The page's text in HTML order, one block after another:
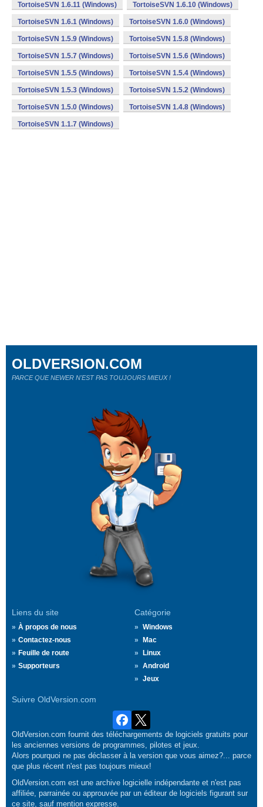
TortoiseSVN 1.6.11 (Windows) TortoiseSVN 1.6.10 (Windows)
TortoiseSVN 1.6.1 (Windows) TortoiseSVN 1.6.0 (Windows)
TortoiseSVN 1.5.9 (Windows) TortoiseSVN 1.5.8 (Windows)
TortoiseSVN 1.5.7 (Windows) TortoiseSVN 1.5.6 (Windows)
TortoiseSVN 1.5.5 (Windows) TortoiseSVN 1.5.4 (Windows)
TortoiseSVN 1.5.3 (Windows) TortoiseSVN 1.5.2 (Windows)
TortoiseSVN 1.5.0 (Windows) TortoiseSVN 1.4.8 (Windows)
TortoiseSVN 1.1.7 (Windows)
Liens du site
À propos de nous
Contactez-nous
Feuille de route
Supporteurs
Catégorie
Windows
Mac
Linux
Android
Jeux
Suivre OldVersion.com
OLDVERSION.COM
PARCE QUE NEWER N'EST PAS TOUJOURS MIEUX !
OldVersion.com fournit des téléchargements de logiciels gratuits pour
les anciennes versions de programmes, pilotes et jeux.
Alors pourquoi ne pas déclasser à la version que vous aimez?... parce
que plus récent n'est pas toujours mieux!
OldVersion.com est une archive logicielle indépendante et n'est pas
affiliée, parrainée ou approuvée par un éditeur de logiciels figurant sur
ce site, sauf mention expresse.